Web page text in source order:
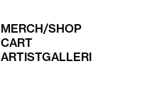
MERCH/SHOP
CART
ARTISTGALLERI